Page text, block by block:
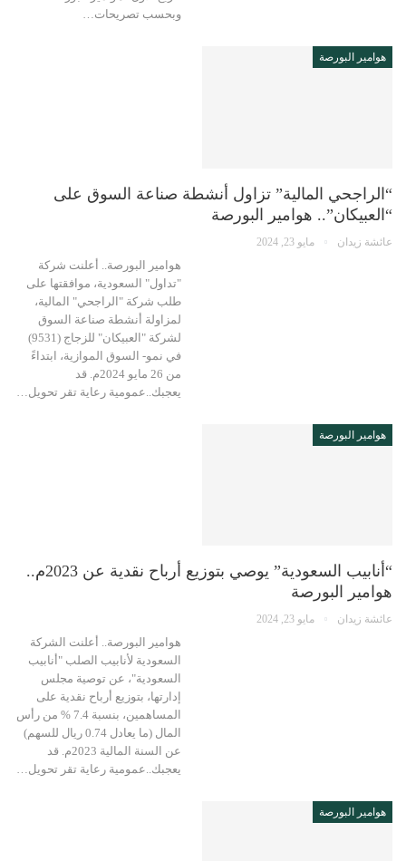
وبحسب تصريحات…
هوامير البورصة
“الراجحي المالية” تزاول أنشطة صناعة السوق على
“العبيكان”.. هوامير البورصة
عائشة زيدان مايو 23, 2024
هوامير البورصة.. أعلنت شركة
"تداول" السعودية، موافقتها على
طلب شركة "الراجحي" المالية،
لمزاولة أنشطة صناعة السوق
لشركة "العبيكان" للزجاج (9531)
في نمو- السوق الموازية، ابتداءً
من 26 مايو 2024م. قد
يعجبك..عمومية رعاية تقر تحويل…
هوامير البورصة
“أنابيب السعودية” يوصي بتوزيع أرباح نقدية عن 2023م..
هوامير البورصة
عائشة زيدان مايو 23, 2024
هوامير البورصة.. أعلنت الشركة
السعودية لأنابيب الصلب "أنابيب
السعودية"، عن توصية مجلس
إدارتها، بتوزيع أرباح نقدية على
المساهمين، بنسبة 7.4 % من رأس
المال (ما يعادل 0.74 ريال للسهم)
عن السنة المالية 2023م. قد
يعجبك..عمومية رعاية تقر تحويل…
هوامير البورصة